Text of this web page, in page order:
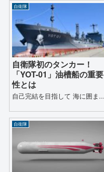
自衛隊
自衛隊初のタンカー！
「YOT-01」油槽船の重要
性とは
自己完結を目指して 海に囲ま...
自衛隊